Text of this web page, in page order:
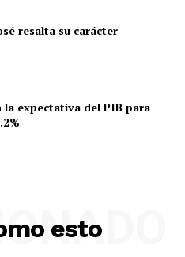
resalta su carácter
la expectativa del PIB para
esto